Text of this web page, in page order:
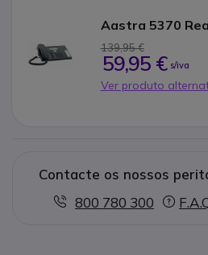
Aastra 5370
139,95 €
59,95 € s/iva
Ver produto
Contacte os nossos
800 780 300